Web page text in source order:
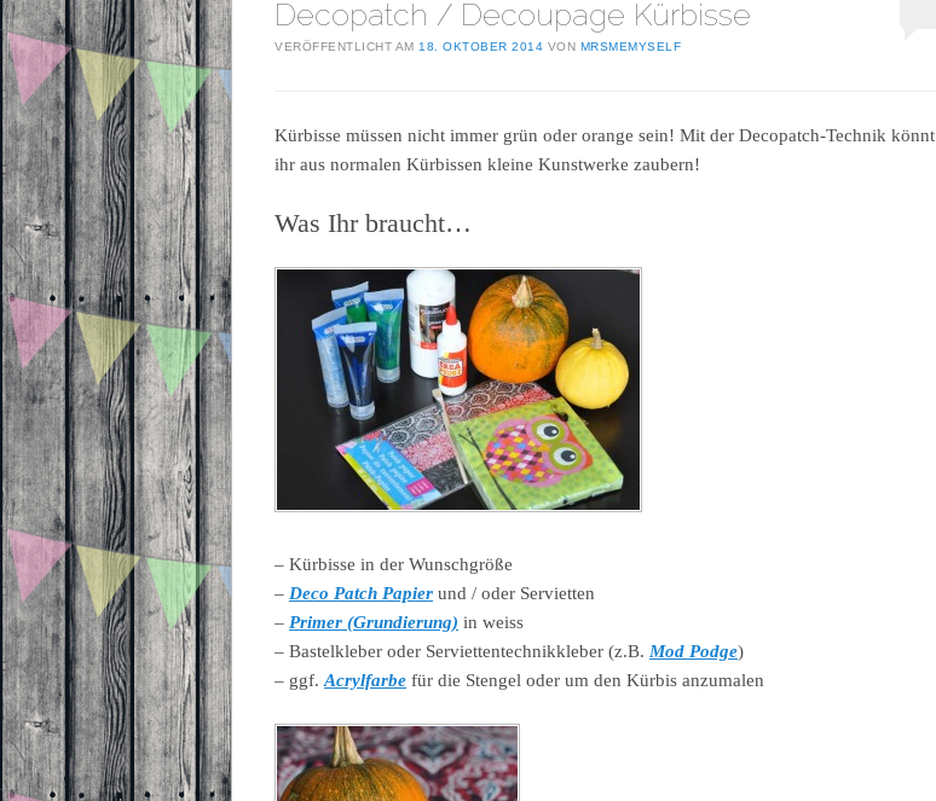
Decopatch / Decoupage Kürbisse
VERÖFFENTLICHT AM 18. OKTOBER 2014 VON MRSMEMYSELF
Kürbisse müssen nicht immer grün oder orange sein! Mit der Decopatch-Technik könnt
ihr aus normalen Kürbissen kleine Kunstwerke zaubern!
Was Ihr braucht…
– Kürbisse in der Wunschgröße
– Deco Patch Papier und / oder Servietten
– Primer (Grundierung) in weiss
– Bastelkleber oder Serviettentechnikkleber (z.B. Mod Podge)
– ggf. Acrylfarbe für die Stengel oder um den Kürbis anzumalen